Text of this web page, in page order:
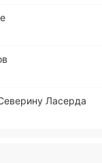
Ла­се­рда